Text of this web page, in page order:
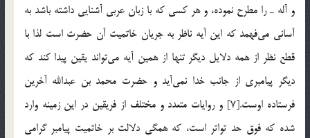
و آله ـ را مطرح نموده، و هر كسي كه با زبان عربي آشنايي داشته باشد به
آساني مي‌فهمد كه اين آيه ناظر به جريان خاتميت آن حضرت است لذا با
قطع نظر از همه دلايل ديگر تنها از همين آيه مي‌تواند يقين پيدا كند كه
ديگر پيامبري از جانب خدا نمي‌آيد و حضرت محمد بن عبدالله آخرين
فرستاده اوست.[7] و روايات متعدد و مختلف از فریقین در این زمینه وارد
شده که فوق حد تواتر است، که همگی دلالت بر خاتمیت پیامبر گرامی